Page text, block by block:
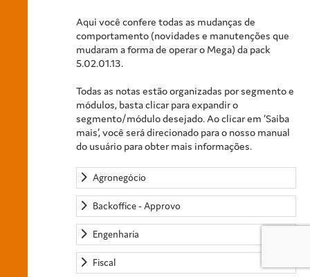
Aqui você confere todas as mudanças de
comportamento (novidades e manutenções que
mudaram a forma de operar o Mega) da pack
5.02.01.13.
Todas as notas estão organizadas por segmento e
módulos, basta clicar para expandir o
segmento/módulo desejado. Ao clicar em ‘Saiba
mais’, você será direcionado para o nosso manual
do usuário para obter mais informações.
Agronegócio
Backoffice - Approvo
Engenharia
Fiscal